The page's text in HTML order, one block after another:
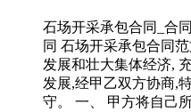
石场开采承包合同_合
同 石场开采承包合同
发展和壮大集体经济,
发展,经甲乙双方协商,
守。 一、 甲方将自己